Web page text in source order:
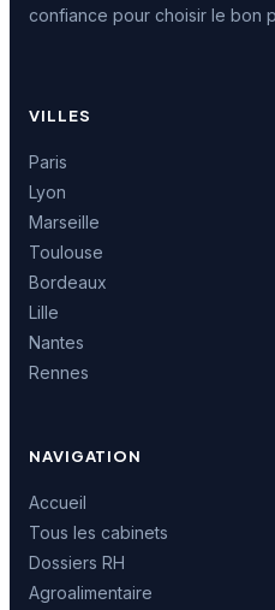
confiance pour choisir le bon
VILLES
Paris
Lyon
Marseille
Toulouse
Bordeaux
Lille
Nantes
Rennes
NAVIGATION
Accueil
Tous les cabinets
Dossiers RH
Agroalimentaire